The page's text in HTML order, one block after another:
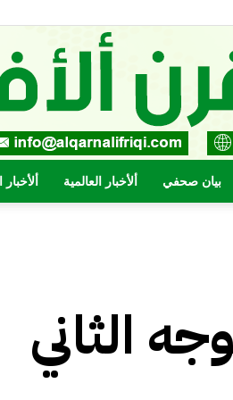
القرن
ألأخبار العالمية بيان صحفي
الثاني